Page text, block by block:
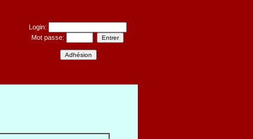
Login:
Mot passe: